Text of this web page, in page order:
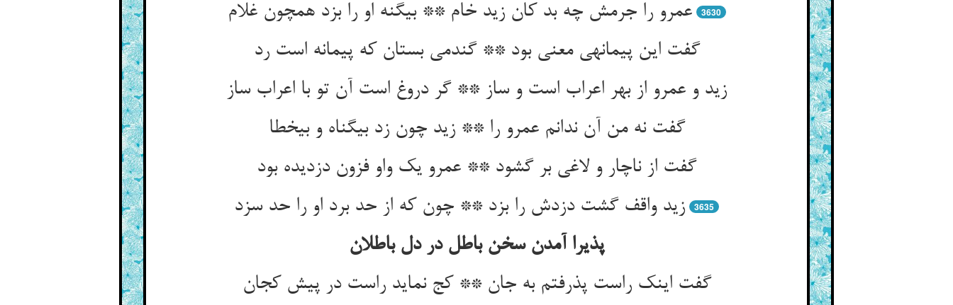
عمرو را جرمش چه بد کان زید خام ** بی‏گنه او را بزد همچون غلام‏
3630
گفت این پیمانه‏ی معنی بود ** گندمی بستان که پیمانه است رد
زید و عمرو از بهر اعراب است و ساز ** گر دروغ است آن تو با اعراب ساز
گفت نه من آن ندانم عمرو را ** زید چون زد بی‏گناه و بی‏خطا
گفت از ناچار و لاغی بر گشود ** عمرو یک واو فزون دزدیده بود
زید واقف گشت دزدش را بزد ** چون که از حد برد او را حد سزد
3635
پذیرا آمدن سخن باطل در دل باطلان‏
گفت اینک راست پذرفتم به جان ** کج نماید راست در پیش کجان‏